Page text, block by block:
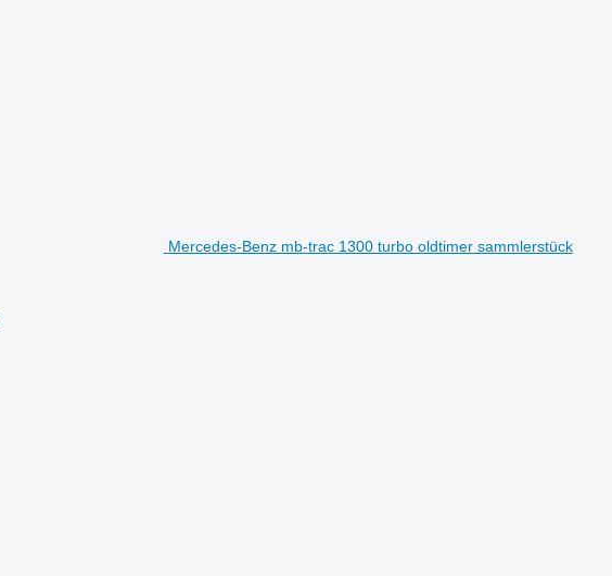
Mercedes-Benz mb-trac 1300 turbo oldtimer sammlerstück